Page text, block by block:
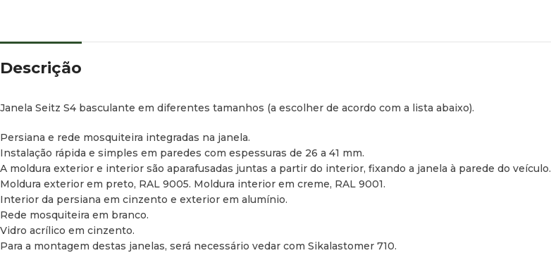
Descrição
Janela Seitz S4 basculante em diferentes tamanhos (a escolher de acordo com a lista abaixo).
Persiana e rede mosquiteira integradas na janela.
Instalação rápida e simples em paredes com espessuras de 26 a 41 mm.
A moldura exterior e interior são aparafusadas juntas a partir do interior, fixando a janela à parede do veículo.
Moldura exterior em preto, RAL 9005. Moldura interior em creme, RAL 9001.
Interior da persiana em cinzento e exterior em alumínio.
Rede mosquiteira em branco.
Vidro acrílico em cinzento.
Para a montagem destas janelas, será necessário vedar com Sikalastomer 710.